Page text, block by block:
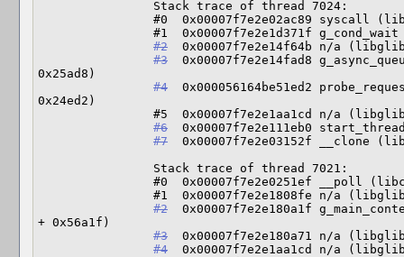
#2
0x00007f7e2e14f64b n/a
#3
0x00007f7e2e14fad8
0x25ad8)
#4
0x000056164be51ed2
0x24ed2)
#6
0x00007f7e2e111eb0
#7
0x00007f7e2e03152f __clone
#2
0x00007f7e2e180a1f
+ 0x56a1f)
#3
0x00007f7e2e180a71 n/a
#4
0x00007f7e2e1aa1cd n/a